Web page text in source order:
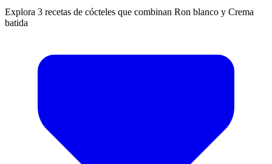
Explora 3 recetas de cócteles que combinan Ron blanco y Crema
batida